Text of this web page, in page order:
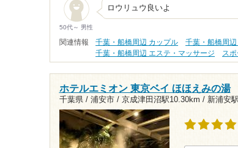
50代～ 男性
ロウリュウ良いよ
関連情報 千葉・船橋周辺 カップル 千葉・船橋周
千葉・船橋周辺 エステ・マッサージ
ス
ホテルエミオン 東京ベイ ほほえみの湯
千葉県 / 浦安市 / 京成津田沼駅10.30km / 新浦安